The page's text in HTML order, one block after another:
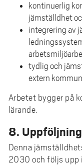
kontinuerlig
jämställdhet
integrering av
tydlig och
extern
Arbetet bygger på
lärande.
8.
Denna
2030 och följs upp